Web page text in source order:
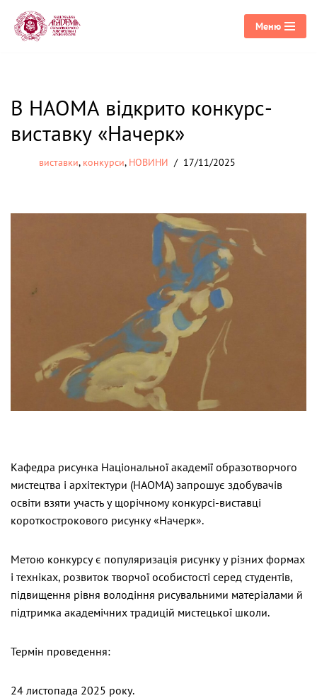
Перейти
Меню
В НАОМА відкрито конкурс-
виставку «Начерк»
виставки, конкурси, НОВИНИ 17/11/2025
Кафедра рисунка Національної академії образотворчого
мистецтва і архітектури (НАОМА) запрошує здобувачів
освіти взяти участь у щорічному конкурсі-виставці
короткострокового рисунку «Начерк».
Метою конкурсу є популяризація рисунку у різних формах
і техніках, розвиток творчої особистості серед студентів,
підвищення рівня володіння рисувальними матеріалами й
підтримка академічних традицій мистецької школи.
Термін проведення:
24 листопада 2025 року.